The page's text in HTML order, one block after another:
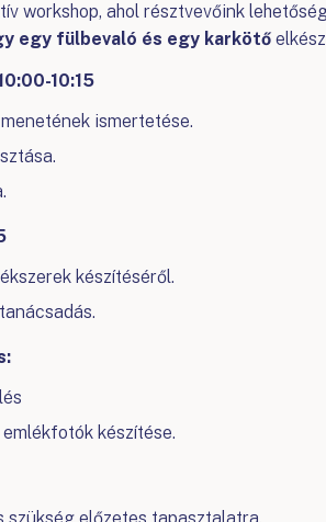
workshop, ahol résztvevőink
egy fülbevaló és egy karkötő
10:15
ismertetése.
készítéséről.
készítése.